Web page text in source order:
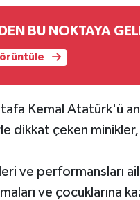
BU NOKTAYA
Kemal Atatürk'ü
dikkat çeken
ve performansları
ve çocuklarına